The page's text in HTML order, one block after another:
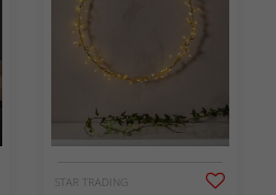
STAR TRADING